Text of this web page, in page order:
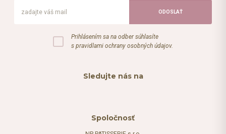
Prihlásením sa na odber súhlasíte
s pravidlami ochrany osobných údajov.
Sledujte nás na
Spoločnosť